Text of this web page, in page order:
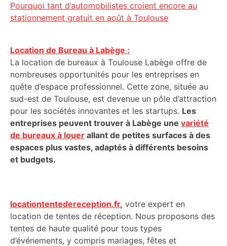
Pourquoi tant d’automobilistes croient encore au
stationnement gratuit en août à Toulouse
Location de Bureau à Labège :
La location de bureaux à Toulouse Labège offre de
nombreuses opportunités pour les entreprises en
quête d’espace professionnel. Cette zone, située au
sud-est de Toulouse, est devenue un pôle d’attraction
pour les sociétés innovantes et les startups. Les
entreprises peuvent trouver à Labège une variété
de bureaux à louer allant de petites surfaces à des
espaces plus vastes, adaptés à différents besoins
et budgets.
locationtentedereception.fr, votre expert en
location de tentes de réception. Nous proposons des
tentes de haute qualité pour tous types
d’événements, y compris mariages, fêtes et